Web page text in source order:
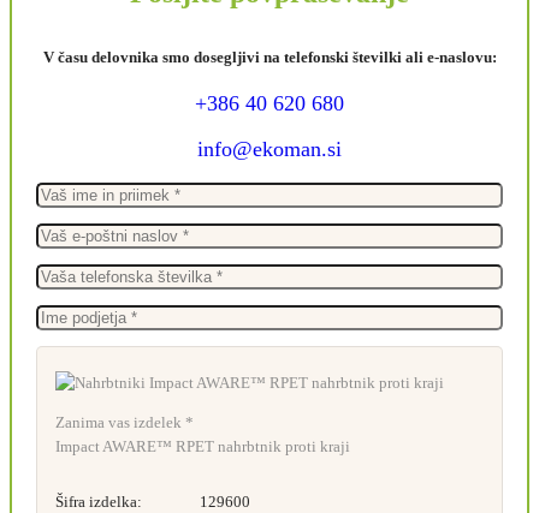
V času delovnika smo dosegljivi na telefonski številki ali e-naslovu:
+386 40 620 680
info@ekoman.si
Zanima vas izdelek *
Impact AWARE™ RPET nahrbtnik proti kraji
Šifra izdelka: 129600